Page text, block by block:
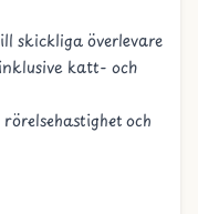
skickliga överlevare
katt- och
och